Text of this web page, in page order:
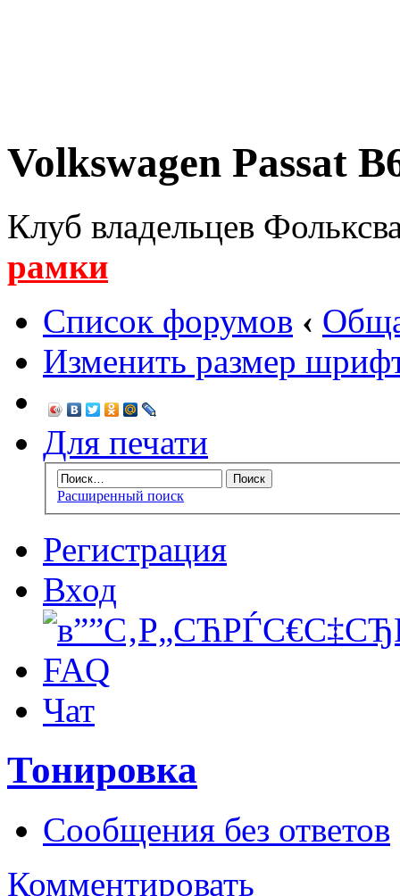
Volkswagen Passat
Клуб владельцев
рамки
Список форумов ‹
Изменить размер
Для печати
Расширенный поиск
Регистрация
Вход
FAQ
Чат
Тонировка
Сообщения без ответов
Комментировать